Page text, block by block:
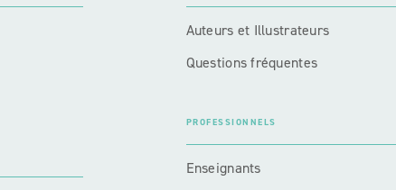
Auteurs et Illustrateurs
Questions fréquentes
PROFESSIONNELS
Enseignants